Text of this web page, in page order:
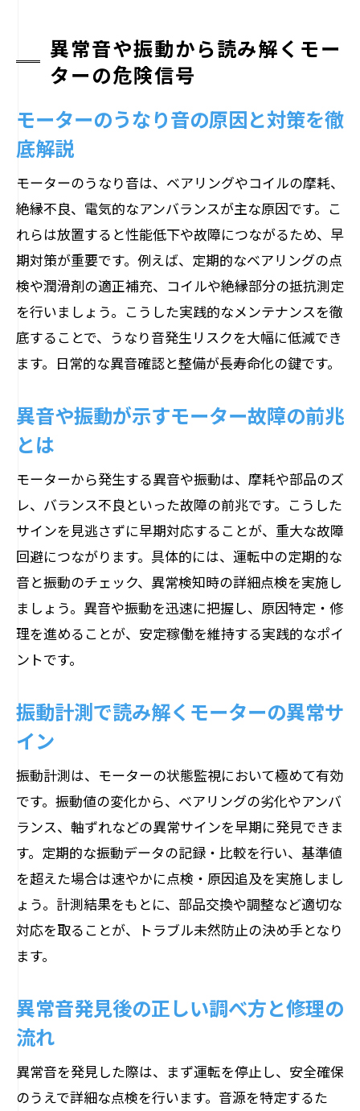
異常音や振動から読み解くモー
ターの危険信号
モーターのうなり音の原因と対策を徹
底解説
モーターのうなり音は、ベアリングやコイルの摩耗、
絶縁不良、電気的なアンバランスが主な原因です。こ
れらは放置すると性能低下や故障につながるため、早
期対策が重要です。例えば、定期的なベアリングの点
検や潤滑剤の適正補充、コイルや絶縁部分の抵抗測定
を行いましょう。こうした実践的なメンテナンスを徹
底することで、うなり音発生リスクを大幅に低減でき
ます。日常的な異音確認と整備が長寿命化の鍵です。
異音や振動が示すモーター故障の前兆
とは
モーターから発生する異音や振動は、摩耗や部品のズ
レ、バランス不良といった故障の前兆です。こうした
サインを見逃さずに早期対応することが、重大な故障
回避につながります。具体的には、運転中の定期的な
音と振動のチェック、異常検知時の詳細点検を実施し
ましょう。異音や振動を迅速に把握し、原因特定・修
理を進めることが、安定稼働を維持する実践的なポイ
ントです。
振動計測で読み解くモーターの異常サ
イン
振動計測は、モーターの状態監視において極めて有効
です。振動値の変化から、ベアリングの劣化やアンバ
ランス、軸ずれなどの異常サインを早期に発見できま
す。定期的な振動データの記録・比較を行い、基準値
を超えた場合は速やかに点検・原因追及を実施しまし
ょう。計測結果をもとに、部品交換や調整など適切な
対応を取ることが、トラブル未然防止の決め手となり
ます。
異常音発見後の正しい調べ方と修理の
流れ
異常音を発見した際は、まず運転を停止し、安全確保
のうえで詳細な点検を行います。音源を特定するた